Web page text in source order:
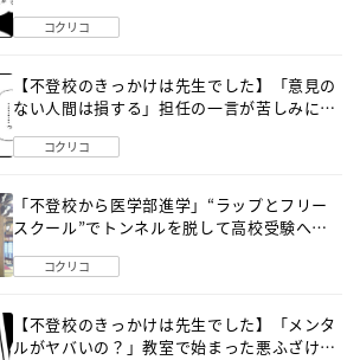
コクリコ
【不登校のきっかけは先生でした】「意見の
ない人間は損する」担任の一言が苦しみに…
コクリコ
「不登校から医学部進学」“ラップとフリー
スクール”でトンネルを脱して高校受験へ
コクリコ
【不登校のきっかけは先生でした】「メンタ
ルがヤバいの？」教室で始まった悪ふざけ